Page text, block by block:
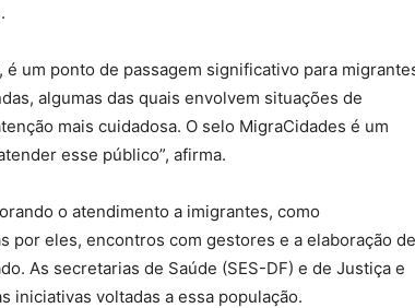
um ponto de passagem significativo para
algumas das quais envolvem situações de
mais cuidadosa. O selo MigraCidades é um
esse público”, afirma.
o atendimento a imigrantes, como
por eles, encontros com gestores e a elaboração de
As secretarias de Saúde (SES-DF) e de Justiça e
iniciativas voltadas a essa população.